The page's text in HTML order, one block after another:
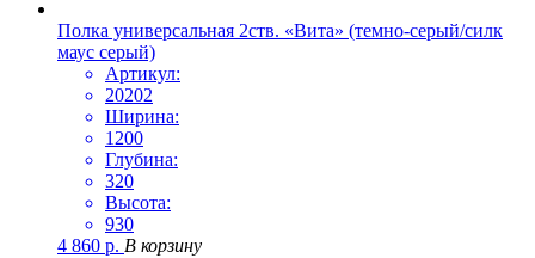
Полка универсальная 2ств. «Вита» (темно-серый/силк
маус серый)
Артикул:
20202
Ширина:
1200
Глубина:
320
Высота:
930
4 860 р. В корзину